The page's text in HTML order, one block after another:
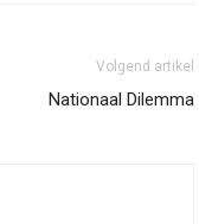
Volgend artikel
Nationaal Dilemma